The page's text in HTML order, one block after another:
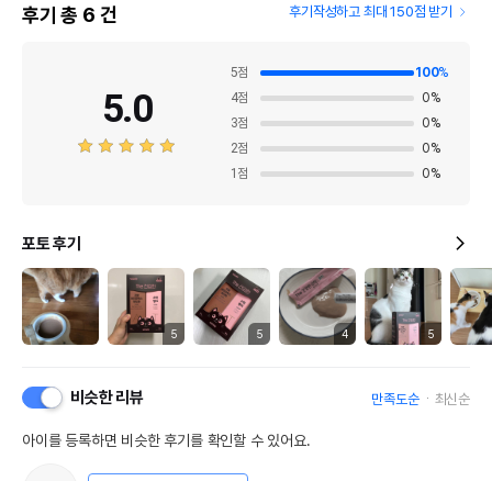
후기 총 6 건 후기작성하고 최대 150점 받기
5.0
5점 100%
4점 0%
3점 0%
2점 0%
1 점 0%
포토 후기
5 5 4 5
비슷한 리뷰 만족도순 최신순
아이를 등록하면 비슷한 후기를 확인할 수 있어요.